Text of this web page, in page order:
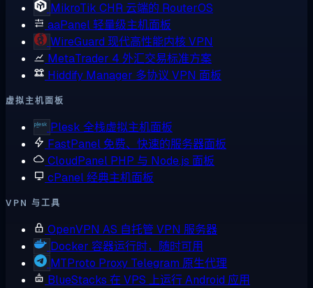
MikroTik CHR 云端的 RouterOS
aaPanel轻量级主机面板
WireGuard 现代高性能内核 VPN
MetaTrader 4 外汇交易标准方案
Hiddify Manager 多协议 VPN 面板
虚拟主机面板
Plesk 全栈虚拟主机面板
FastPanel 免费、快速的服务器面板
CloudPanel PHP 与 Node.js 面板
cPanel经典主机面板
VPN 与工具
OpenVPN AS 自托管 VPN 服务器
Docker 容器运行时，随时可用
MTProto Proxy Telegram 原生代理
BlueStacks 在 VPS 上运行 Android 应用